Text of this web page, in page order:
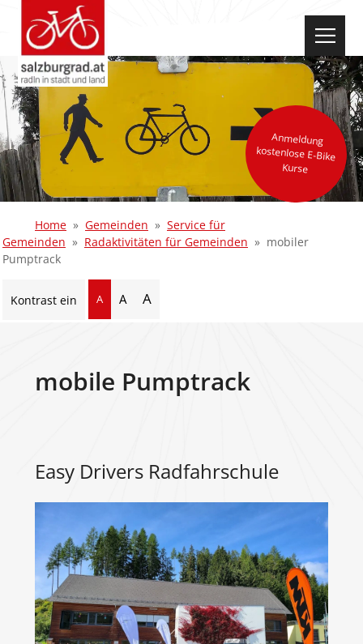
Anmeldung
kostenlose E-Bike
Kurse
Home Gemeinden
Service für
Gemeinden
Radaktivitäten für Gemeinden
mobiler
Pumptrack
Kontrast ein A A A
mobile Pumptrack
Easy Drivers Radfahrschule